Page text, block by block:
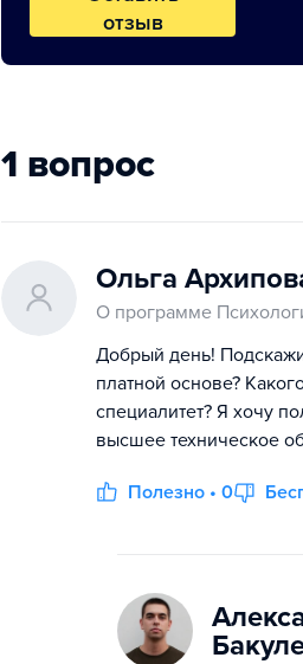
отзыв
1 вопрос
Ольга
О программе
Добрый день!
платной основе?
специалитет? Я хочу
высшее техническое
Полезно • 0